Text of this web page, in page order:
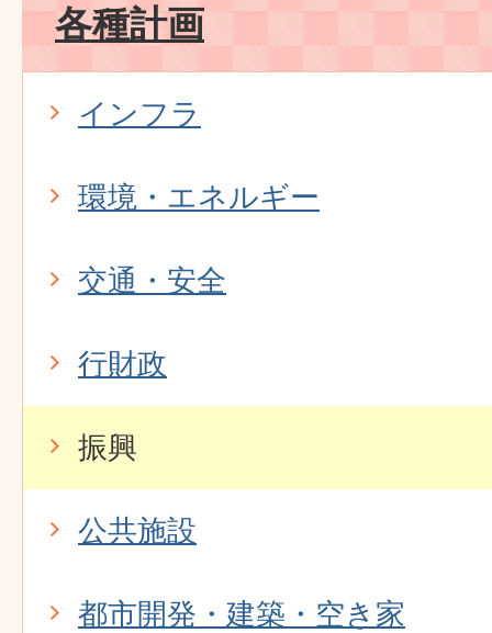
各種計画
インフラ
環境・エネルギー
交通・安全
行財政
振興
公共施設
都市開発・建築・空き家